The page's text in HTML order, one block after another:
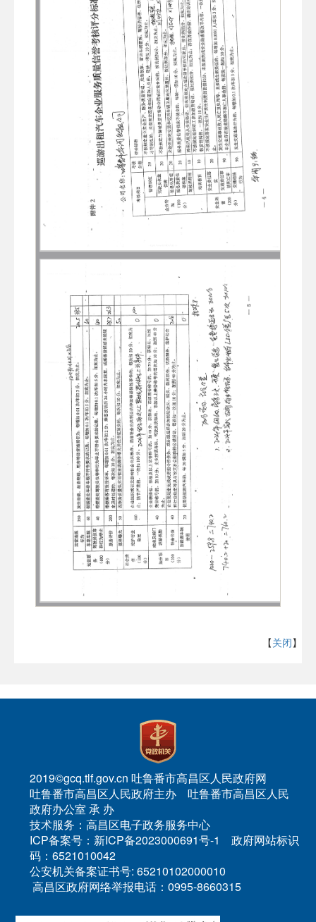
【关闭】
2019©gcq.tlf.gov.cn 吐鲁番市高昌区人民政府网
吐鲁番市高昌区人民政府主办 吐鲁番市高昌区人民
政府办公室 承 办
技术服务：高昌区电子政务服务中心
ICP备案号：新ICP备2023000691号-1 政府网站标识
码：6521010042
公安机关备案证书号: 65210102000010
高昌区政府网络举报电话：0995-8660315